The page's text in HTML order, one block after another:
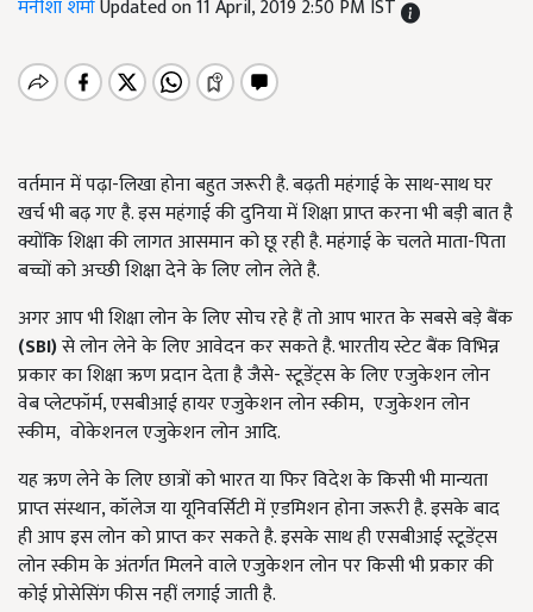
मनीशा शर्माUpdated on 11 April, 2019 2:50 PM IST
वर्तमान में पढ़ा-लिखा होना बहुत जरूरी है. बढ़ती महंगाई के साथ-साथ घर
खर्च भी बढ़ गए है. इस महंगाई की दुनिया में शिक्षा प्राप्त करना भी बड़ी बात है
क्योंकि शिक्षा की लागत आसमान को छू रही है. महंगाई के चलते माता-पिता
बच्चों को अच्छी शिक्षा देने के लिए लोन लेते है.
अगर आप भी शिक्षा लोन के लिए सोच रहे हैं तो आप भारत के सबसे बड़े बैंक
(SBI)से लोन लेने के लिए आवेदन कर सकते है. भारतीय स्टेट बैंक विभिन्न
प्रकार का शिक्षा ऋण प्रदान देता है जैसे- स्टूडेंट्स के लिए एजुकेशन लोन
वेब प्लेटफॉर्म, एसबीआई हायर एजुकेशन लोन स्कीम, एजुकेशन लोन
स्कीम, वोकेशनल एजुकेशन लोन आदि.
यह ऋण लेने के लिए छात्रों को भारत या फिर विदेश के किसी भी मान्यता
प्राप्त संस्थान, कॉलेज या यूनिवर्सिटी में ए़डमिशन होना जरूरी है. इसके बाद
ही आप इस लोन को प्राप्त कर सकते है. इसके साथ ही एसबीआई स्टूडेंट्स
लोन स्कीम के अंतर्गत मिलने वाले एजुकेशन लोन पर किसी भी प्रकार की
कोई प्रोसेसिंग फीस नहीं लगाई जाती है.